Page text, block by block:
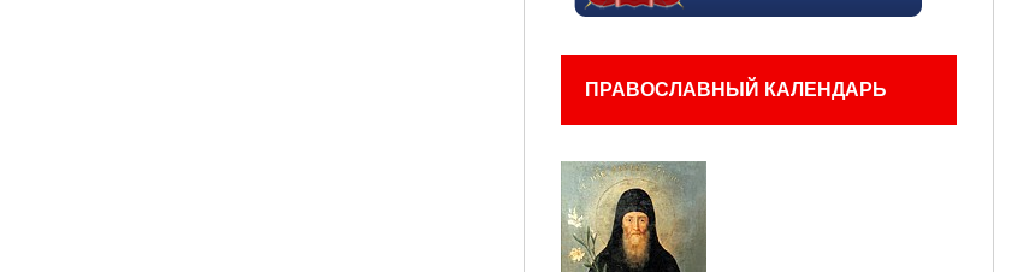
ПРАВОСЛАВНЫЙ КАЛЕНДАРЬ